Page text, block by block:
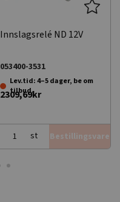
Innslagsrelé ND 12V
053400-3531
Lev.tid: 4–5 dager, be om
tilbud.
2309,69kr
st Bestillingsvare